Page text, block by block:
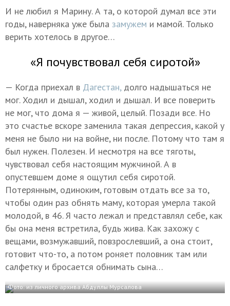
И не любил я Марину. А та, о которой думал все эти
годы, наверняка уже была замужем и мамой. Только
верить хотелось в другое…
«Я почувствовал себя сиротой»
— Когда приехал в Дагестан,долго надышаться не
мог. Ходил и дышал, ходил и дышал. И все поверить
не мог, что дома я — живой, целый. Позади все. Но
это счастье вскоре заменила такая депрессия, какой у
меня не было ни на войне, ни после. Потому что там я
был нужен. Полезен. И несмотря на все тяготы,
чувствовал себя настоящим мужчиной. А в
опустевшем доме я ощутил себя сиротой.
Потерянным, одиноким, готовым отдать все за то,
чтобы один раз обнять маму, которая умерла такой
молодой, в 46. Я часто лежал и представлял себе, как
бы она меня встретила, будь жива. Как захожу с
вещами, возмужавший, повзрослевший, а она стоит,
готовит что-то, а потом роняет половник там или
салфетку и бросается обнимать сына…
Фото: из личного архива Абдуллы Мурсалова